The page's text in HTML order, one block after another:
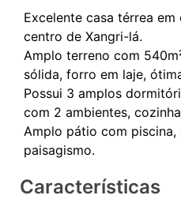
Excelente casa térrea
centro de Xangri-lá.
Amplo terreno com
sólida, forro em laje,
Possui 3 amplos
com 2 ambientes,
Amplo pátio com
Características